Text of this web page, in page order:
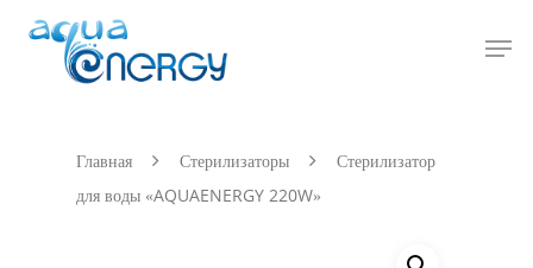
Hit enter to search or ESC to close
Главная Стерилизаторы
Стерилизатор
для воды «AQUAENERGY 220W»